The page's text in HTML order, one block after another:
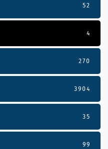
52
4
270
3904
35
99